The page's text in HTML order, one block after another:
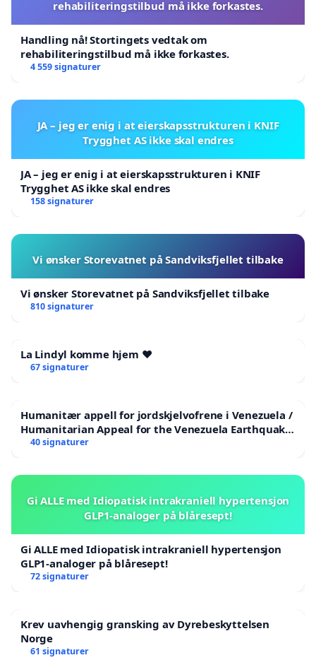
rehabiliteringstilbud må ikke forkastes.
Handling nå! Stortingets vedtak om
rehabiliteringstilbud må ikke forkastes.
4 559 signaturer
JA – jeg er enig i at eierskapsstrukturen i KNIF
Trygghet AS ikke skal endres
JA – jeg er enig i at eierskapsstrukturen i KNIF
Trygghet AS ikke skal endres
158 signaturer
Vi ønsker Storevatnet på Sandviksfjellet tilbake
Vi ønsker Storevatnet på Sandviksfjellet tilbake
810 signaturer
La Lindyl komme hjem ❤️
67 signaturer
Humanitær appell for jordskjelvofrene i Venezuela /
Humanitarian Appeal for the Venezuela Earthquake
Victims
40 signaturer
Gi ALLE med Idiopatisk intrakraniell hypertensjon
GLP1-analoger på blåresept!
Gi ALLE med Idiopatisk intrakraniell hypertensjon
GLP1-analoger på blåresept!
72 signaturer
Krev uavhengig gransking av Dyrebeskyttelsen
Norge
61 signaturer